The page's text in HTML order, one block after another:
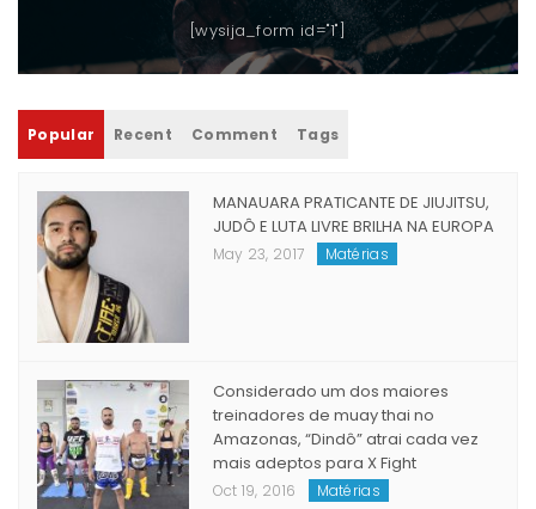
[wysija_form id="1"]
Popular Recent Comment Tags
MANAUARA PRATICANTE DE JIUJITSU,
JUDÔ E LUTA LIVRE BRILHA NA EUROPA
May 23, 2017 Matérias
Considerado um dos maiores
treinadores de muay thai no
Amazonas, “Dindô” atrai cada vez
mais adeptos para X Fight
Oct 19, 2016 Matérias